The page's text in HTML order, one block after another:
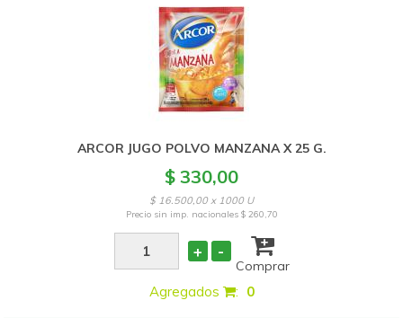
ARCOR JUGO POLVO MANZANA X 25 G.
$ 330,00
$ 16.500,00 x 1000 U
Precio sin imp. nacionales $ 260,70
+ -
Comprar
Agregados : 0